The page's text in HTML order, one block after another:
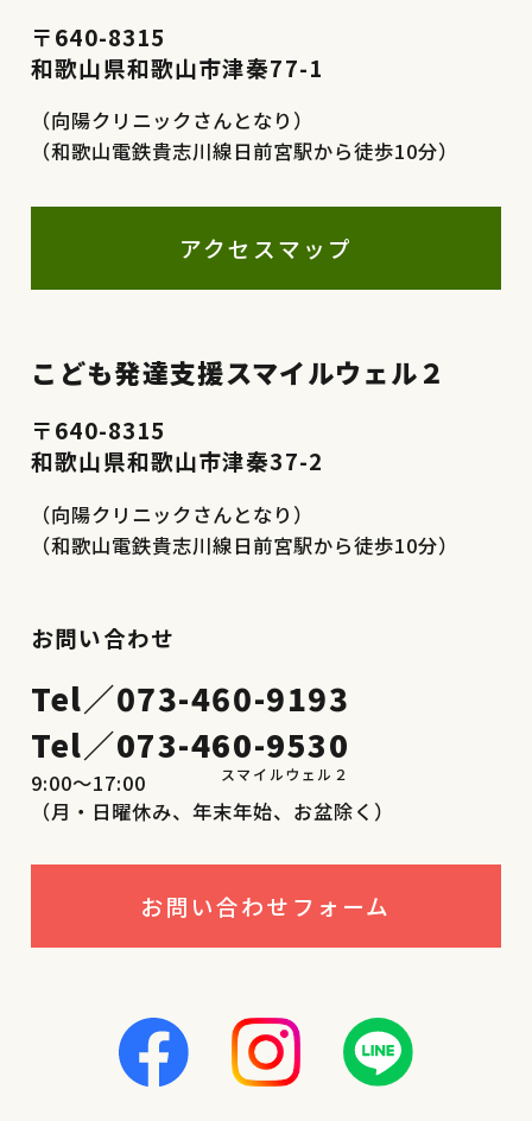
〒640-8315
和歌山県和歌山市津秦77-1
（向陽クリニックさんとなり）
（和歌山電鉄貴志川線日前宮駅から徒歩10分）
アクセスマップ
こども発達支援スマイルウェル２
〒640-8315
和歌山県和歌山市津秦37-2
（向陽クリニックさんとなり）
（和歌山電鉄貴志川線日前宮駅から徒歩10分）
お問い合わせ
Tel／073-460-9193
Tel／073-460-9530
9:00〜17:00
（月・日曜休み、年末年始、お盆除く）
お問い合わせフォーム